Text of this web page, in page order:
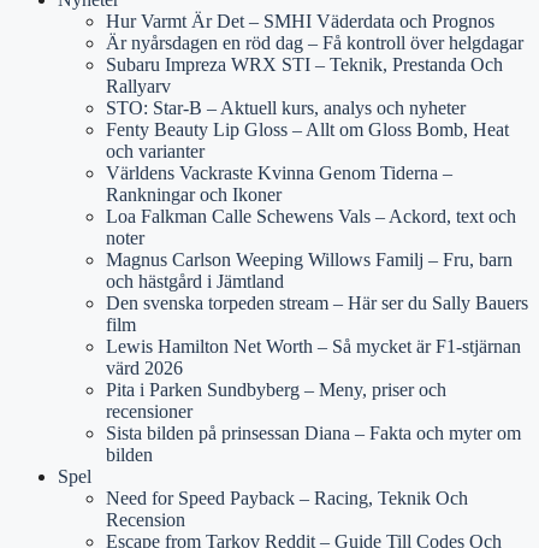
Hur Varmt Är Det – SMHI Väderdata och Prognos
Är nyårsdagen en röd dag – Få kontroll över helgdagar
Subaru Impreza WRX STI – Teknik, Prestanda Och
Rallyarv
STO: Star-B – Aktuell kurs, analys och nyheter
Fenty Beauty Lip Gloss – Allt om Gloss Bomb, Heat
och varianter
Världens Vackraste Kvinna Genom Tiderna –
Rankningar och Ikoner
Loa Falkman Calle Schewens Vals – Ackord, text och
noter
Magnus Carlson Weeping Willows Familj – Fru, barn
och hästgård i Jämtland
Den svenska torpeden stream – Här ser du Sally Bauers
film
Lewis Hamilton Net Worth – Så mycket är F1-stjärnan
värd 2026
Pita i Parken Sundbyberg – Meny, priser och
recensioner
Sista bilden på prinsessan Diana – Fakta och myter om
bilden
Spel
Need for Speed Payback – Racing, Teknik Och
Recension
Escape from Tarkov Reddit – Guide Till Codes Och